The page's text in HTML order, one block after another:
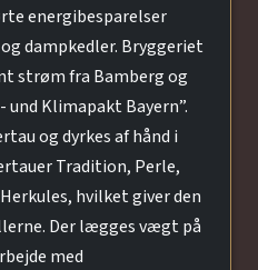
energibesparelser
dampkedler. Bryggeriet
strøm fra Bamberg og
Klimapakt Bayern”.
og dyrkes af hånd i
Tradition, Perle,
hvilket giver den
Der lægges vægt på
med